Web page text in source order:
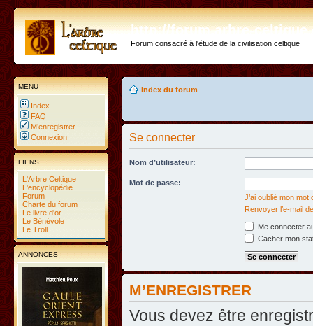
http://forum.arbre-
Forum consacré à l'étude de la civilisation celtique
MENU
Index
FAQ
M’enregistrer
Connexion
LIENS
L'Arbre Celtique
L'encyclopédie
Forum
Charte du forum
Le livre d'or
Le Bénévole
Le Troll
ANNONCES
Index du forum
Se connecter
Nom d’utilisateur:
Mot de passe:
J’ai oublié mon mot
Renvoyer l’e-mail
Me connecter
Cacher mon
M’ENREGISTRER
Vous devez être